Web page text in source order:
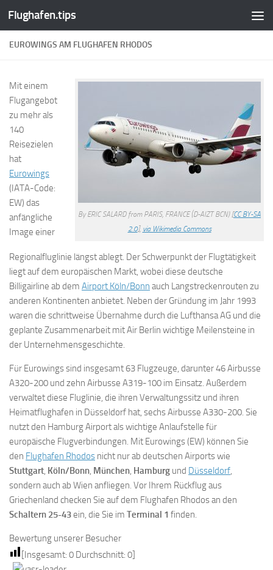
Zum Inhalt springen
Flughafen.tips
EUROWINGS AM FLUGHAFEN RHODOS
By ERIC SALARD from PARIS, FRANCE (D-AIZT BCN) [CC BY-SA
2.0], via Wikimedia Commons
Mit einem
Flugangebot
zu mehr als
140
Reisezielen
hat
Eurowings
(IATA-Code:
EW) das
anfängliche
Image einer
Regionalfluglinie längst ablegt. Der Schwerpunkt der Flugtätigkeit
liegt auf dem europäischen Markt, wobei diese deutsche
Billigairline ab dem Airport Köln/Bonn auch Langstreckenrouten zu
anderen Kontinenten anbietet. Neben der Gründung im Jahr 1993
waren die schrittweise Übernahme durch die Lufthansa AG und die
geplante Zusammenarbeit mit Air Berlin wichtige Meilensteine in
der Unternehmensgeschichte.
Für Eurowings sind insgesamt 63 Flugzeuge, darunter 46 Airbusse
A320-200 und zehn Airbusse A319-100 im Einsatz. Außerdem
verwaltet diese Fluglinie, die ihren Verwaltungssitz und ihren
Heimatflughafen in Düsseldorf hat, sechs Airbusse A330-200. Sie
nutzt den Hamburg Airport als wichtige Anlaufstelle für
europäische Flugverbindungen. Mit Eurowings (EW) können Sie
den Flughafen Rhodos nicht nur ab deutschen Airports wie
Stuttgart, Köln/Bonn, München, Hamburg und Düsseldorf,
sondern auch ab Wien anfliegen. Vor Ihrem Rückflug aus
Griechenland checken Sie auf dem Flughafen Rhodos an den
Schaltern 25-43ein, die Sie im Terminal 1 finden.
Bewertung unserer Besucher
[Insgesamt: 0 Durchschnitt: 0]